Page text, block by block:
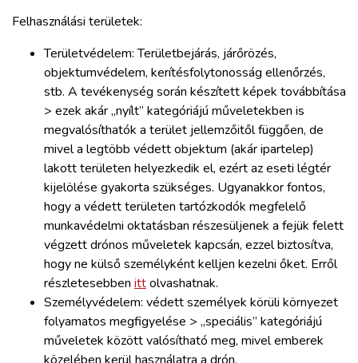
Felhasználási területek:
Területvédelem: Területbejárás, járőrözés,
objektumvédelem, kerítésfolytonosság ellenőrzés,
stb. A tevékenység során készített képek továbbítása
> ezek akár „nyílt” kategóriájú műveletekben is
megvalósíthatók a terület jellemzőitől függően, de
mivel a legtöbb védett objektum (akár ipartelep)
lakott területen helyezkedik el, ezért az eseti légtér
kijelölése gyakorta szükséges. Ugyanakkor fontos,
hogy a védett területen tartózkodók megfelelő
munkavédelmi oktatásban részesüljenek a fejük felett
végzett drónos műveletek kapcsán, ezzel biztosítva,
hogy ne külső személyként kelljen kezelni őket. Erről
részletesebben ittolvashatnak.
Személyvédelem: védett személyek körüli környezet
folyamatos megfigyelése > „speciális” kategóriájú
műveletek között valósítható meg, mivel emberek